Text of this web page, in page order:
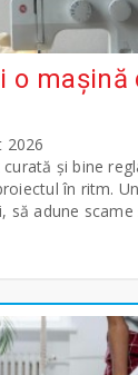
o mașină
2026
și bine
în ritm.
să adune